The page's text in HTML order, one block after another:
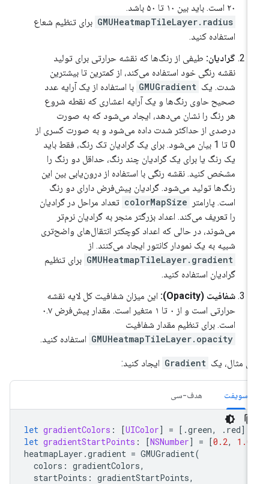
GMUHeatmapTileLayer.radius برای تنظیم شعاع
استفاده کنید.
گرادیان:طیفی از رنگ‌ها که نقشه حرارتی برای تولید
نقشه رنگی خود استفاده می‌کند، از کمترین تا بیشترین
شدت. یک GMUGradient با استفاده از یک آرایه عدد
صحیح حاوی رنگ‌ها و یک آرایه اعشاری که نقطه شروع
هر رنگ را نشان می‌دهد، ایجاد می‌شود که به صورت
درصدی از حداکثر شدت داده می‌شود و به صورت کسری از
0 تا 1 بیان می‌شود. برای یک گرادیان تک رنگ، فقط باید
یک رنگ یا برای یک گرادیان چند رنگ، حداقل دو رنگ را
مشخص کنید. نقشه رنگی با استفاده از درون‌یابی بین این
رنگ‌ها تولید می‌شود. گرادیان پیش‌فرض دارای دو رنگ
است. پارامتر colorMapSize تعداد مراحل در گرادیان
را تعریف می‌کند. اعداد بزرگتر منجر به گرادیان نرم‌تر
می‌شوند، در حالی که اعداد کوچکتر انتقال‌های واضح‌تری
شبیه به یک نمودار کانتور ایجاد می‌کنند. از
GMUHeatmapTileLayer.gradient برای تنظیم
گرادیان استفاده کنید.
شفافیت (Opacity):
این میزان شفافیت کل لایه نقشه
حرارتی است و از ۰ تا ۱ متغیر است. مقدار پیش‌فرض ۰.۷
است. برای تنظیم مقدار شفافیت
GMUHeatmapTileLayer.opacity استفاده کنید.
مثال، یک Gradient ایجاد کنید:
سویفت هدف-سی
let gradientColors: [UIColor = [.green , .red
let gradientStartPoints: [NSNumber = [0.2 ,
heatmapLayer.gradient = GMUGradient
colors: gradientColors
startPoints: gradientStartPoints